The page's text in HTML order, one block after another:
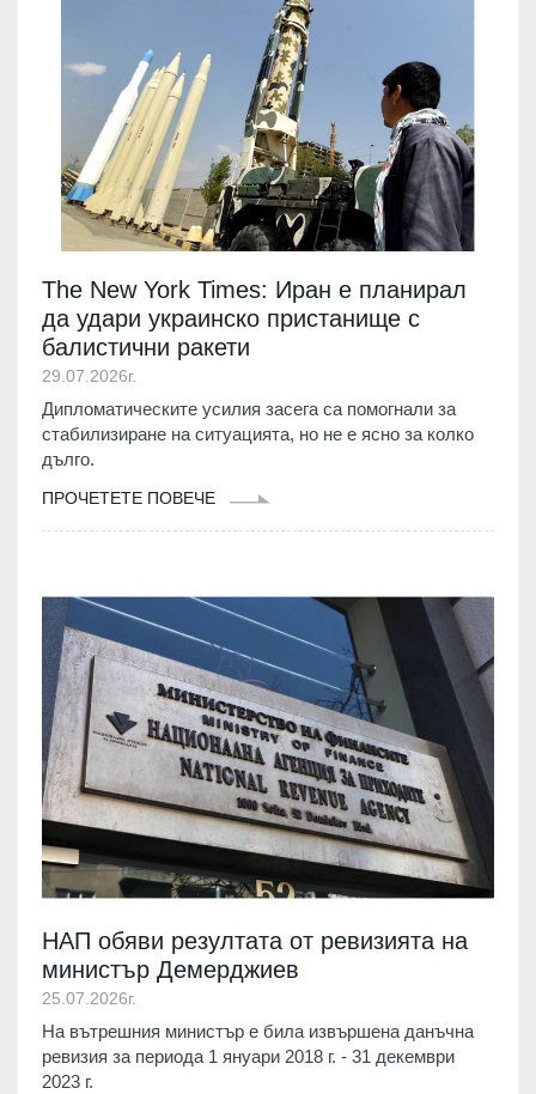
The New York Times: Иран е планирал
да удари украинско пристанище с
балистични ракети
29.07.2026г.
Дипломатическите усилия засега са помогнали за
стабилизиране на ситуацията, но не е ясно за колко
дълго.
ПРОЧЕТЕТЕ ПОВЕЧЕ
НАП обяви резултата от ревизията на
министър Демерджиев
25.07.2026г.
На вътрешния министър е била извършена данъчна
ревизия за периода 1 януари 2018 г. - 31 декември
2023 г.